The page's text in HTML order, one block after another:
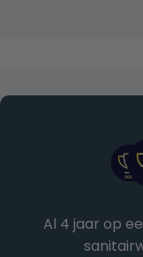
Al 4 jaar op